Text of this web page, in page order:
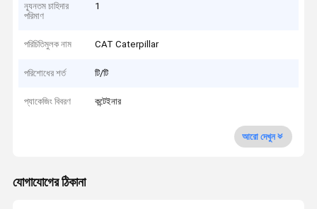
ন্যূনতম চাহিদার
পরিমাণ
1
পরিচিতিমুলক নাম CAT Caterpillar
পরিশোধের শর্ত টি/টি
প্যাকেজিং বিবরণ কন্টেইনার
আরো দেখুন
যোগাযোগের ঠিকানা